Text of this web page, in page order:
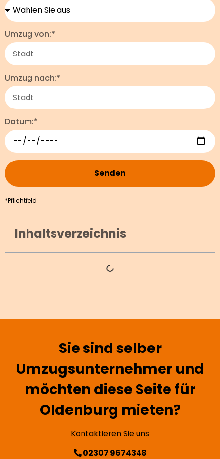
Umzug von:*
Umzug nach:*
Datum:*
Senden
*Pflichtfeld
Inhaltsverzeichnis
Sie sind selber
Umzugsunternehmer und
möchten diese Seite für
Oldenburg mieten?
Kontaktieren Sie uns
02307 9674348